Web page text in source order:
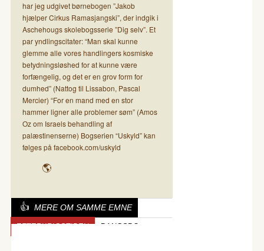
har jeg udgivet børnebogen ”Jakob
hjælper Cirkus Ramasjangski”, der indgik i
Aschehougs skolebogsserie ”Dig selv”. Et
par yndlingscitater: “Man skal kunne
glemme alle vores handlingers kosmiske
betydningsløshed for at kunne være
forfængelig, og det er en grov form for
dumhed” (Nattog til Lissabon, Pascal
Mercier) “For en mand med en stor
hammer ligner alle problemer søm” (Amos
Oz om Israels behandling af
palæstinenserne) Bogserien “Uskyld” kan
følges på facebook.com/uskyld
MERE OM SAMME EMNE
EFTERKRIGSTIDEN BANGSBO